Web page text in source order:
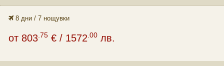
8 дни / 7 нощувки
от 803 .75 € / 1572 .00 лв.